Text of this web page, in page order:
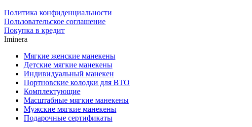
Политика конфиденциальности
Пользовательское соглашение
Покупка в кредит
Iminera
Мягкие женские манекены
Детские мягкие манекены
Индивидуальный манекен
Портновские колодки для ВТО
Комплектующие
Масштабные мягкие манекены
Мужские мягкие манекены
Подарочные сертификаты